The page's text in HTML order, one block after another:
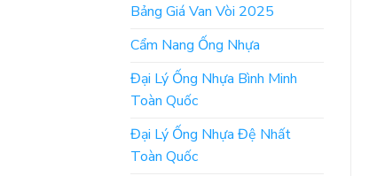
Bảng Giá Van Vòi 2025
Cẩm Nang Ống Nhựa
Đại Lý Ống Nhựa Bình Minh
Toàn Quốc
Đại Lý Ống Nhựa Đệ Nhất
Toàn Quốc